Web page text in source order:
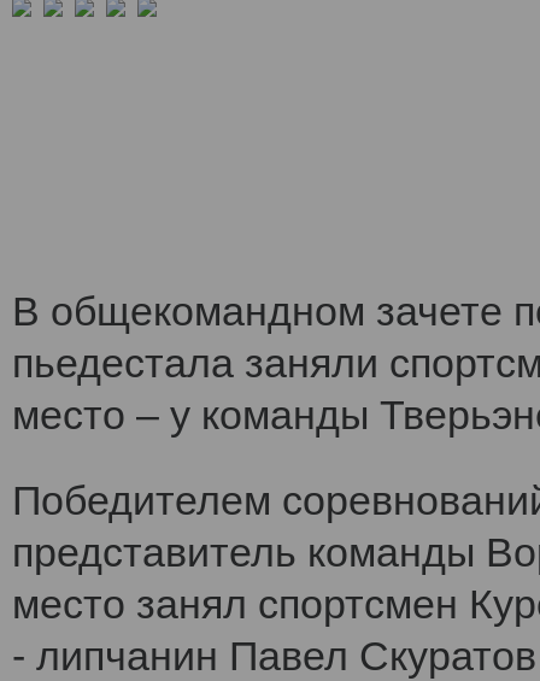
В общекомандном зачете
пьедестала заняли
место – у команды
Победителем
представитель команды
место занял спортсмен
- липчанин Павел